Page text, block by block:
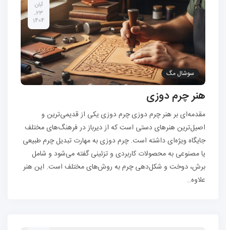
آبان
23,
1404
سوشال مگ
هنر چرم دوزی
مقدمه‌ای بر هنر چرم دوزی چرم دوزی یکی از قدیمی‌ترین و
اصیل‌ترین هنرهای دستی است که از دیرباز در فرهنگ‌های مختلف
جایگاه ویژه‌ای داشته است. چرم دوزی به مهارت تبدیل چرم طبیعی
یا مصنوعی به محصولات کاربردی و تزئینی گفته می‌شود و شامل
برش، دوخت و شکل‌دهی چرم به روش‌های مختلف است. این هنر
علاوه…